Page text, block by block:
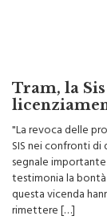
Tram, la
"La revoca delle
SIS nei confronti
segnale
testimonia la
questa vicenda
rimettere […]